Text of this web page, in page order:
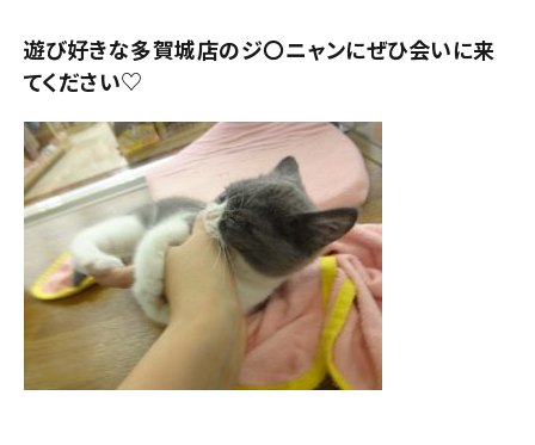
遊び好きな多賀城店のジ〇ニャンにぜひ会いに来
てください♡